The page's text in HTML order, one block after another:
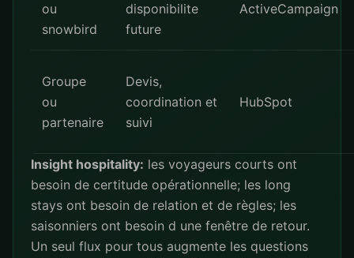
ou
snowbird
disponibilite
future
ActiveCampaign
Groupe
ou
partenaire
Devis,
coordination et
suivi
HubSpot
Insight hospitality: les voyageurs courts ont
besoin de certitude opérationnelle; les long
stays ont besoin de relation et de règles; les
saisonniers ont besoin d une fenêtre de retour.
Un seul flux pour tous augmente les questions